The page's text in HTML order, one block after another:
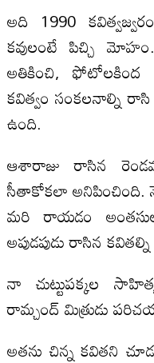
అది 1990
కవులంటే పిచ్చి
అతికించి, ఫోటోలకింద
కవిత్వం సంకలనాల్ని రాసి
ఉంది.
ఆశారాజు రాసిన
సీతాకోకలా అనిపించింది.
మరి రాయడం
అపుడపుడు రాసిన
నా చుట్టుపక్కల
రామ్చంద్ మిత్రుడు
అతను చిన్న కవితని